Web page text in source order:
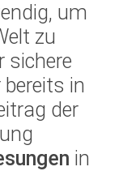
um
zu
sichere
in
der
in